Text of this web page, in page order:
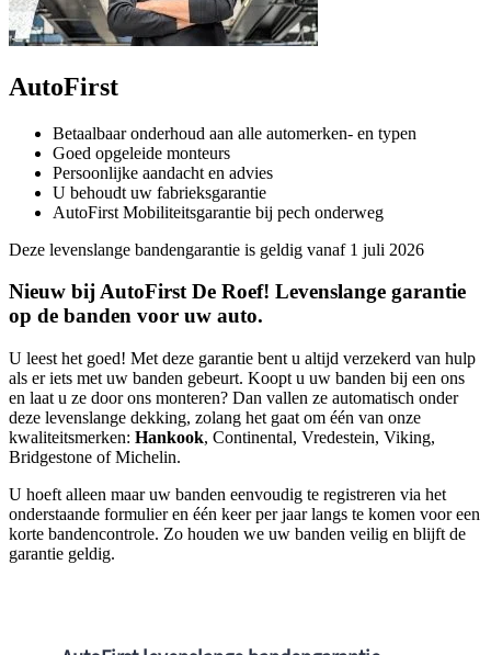
AutoFirst
Betaalbaar onderhoud aan alle automerken- en typen
Goed opgeleide monteurs
Persoonlijke aandacht en advies
U behoudt uw fabrieksgarantie
AutoFirst Mobiliteitsgarantie bij pech onderweg
Deze levenslange bandengarantie is geldig vanaf 1 juli 2026
Nieuw bij AutoFirst De Roef! Levenslange garantie
op de banden voor uw auto.
U leest het goed! Met deze garantie bent u altijd verzekerd van hulp
als er iets met uw banden gebeurt. Koopt u uw banden bij een ons
en laat u ze door ons monteren? Dan vallen ze automatisch onder
deze levenslange dekking, zolang het gaat om één van onze
kwaliteitsmerken: Hankook, Continental, Vredestein, Viking,
Bridgestone of Michelin.
U hoeft alleen maar uw banden eenvoudig te registreren via het
onderstaande formulier en één keer per jaar langs te komen voor een
korte bandencontrole. Zo houden we uw banden veilig en blijft de
garantie geldig.